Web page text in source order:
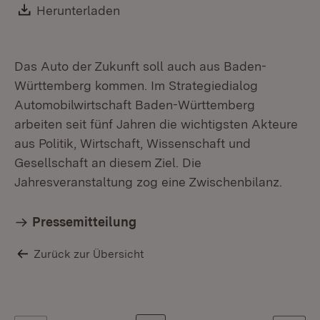
Download:
Herunterladen
Das Auto der Zukunft soll auch aus Baden-
Württemberg kommen. Im Strategiedialog
Automobilwirtschaft Baden-Württemberg
arbeiten seit fünf Jahren die wichtigsten Akteure
aus Politik, Wirtschaft, Wissenschaft und
Gesellschaft an diesem Ziel. Die
Jahresveranstaltung zog eine Zwischenbilanz.
Pressemitteilung
Zurück zur Übersicht